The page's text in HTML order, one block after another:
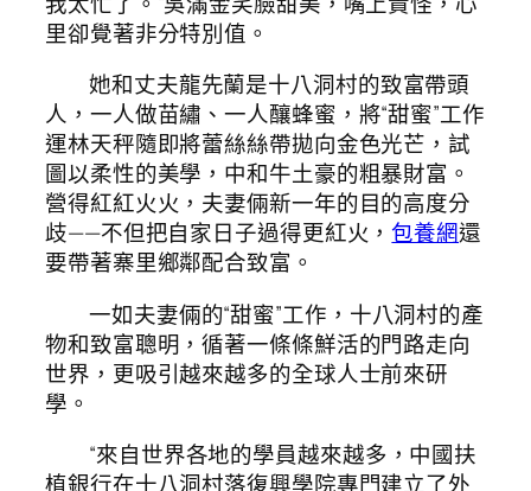
里卻覺著非分特別值。
她和丈夫龍先蘭是十八洞村的致富帶頭
人，一人做苗繡、一人釀蜂蜜，將“甜蜜”工作
運林天秤隨即將蕾絲絲帶拋向金色光芒，試
圖以柔性的美學，中和牛土豪的粗暴財富。
營得紅紅火火，夫妻倆新一年的目的高度分
歧——不但把自家日子過得更紅火，包養網還
要帶著寨里鄉鄰配合致富。
一如夫妻倆的“甜蜜”工作，十八洞村的產
物和致富聰明，循著一條條鮮活的門路走向
世界，更吸引越來越多的全球人士前來研
學。
“來自世界各地的學員越來越多，中國扶
植銀行在十八洞村落復興學院專門建立了外